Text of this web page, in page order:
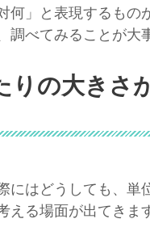
何」と表現するもの
調べてみることが大
りの大きさ
にはどうしても、単
える場面が出てきま